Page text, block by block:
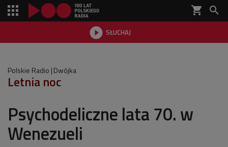
shopping_cart 
 SŁUCHAJ

Polskie Radio Dwójka
Letnia noc
Psychodeliczne lata 70. w
Wenezueli